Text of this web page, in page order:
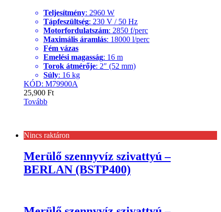
Teljesítmény: 2960 W
Tápfeszültség: 230 V / 50 Hz
Motorfordulatszám: 2850 f/perc
Maximális áramlás: 18000 l/perc
Fém vázas
Emelési magasság: 16 m
Torok átmérője: 2″ (52 mm)
Súly: 16 kg
KÓD: M79900A
25,900 Ft
Tovább
Nincs raktáron
Merülő szennyvíz szivattyú –
BERLAN (BSTP400)